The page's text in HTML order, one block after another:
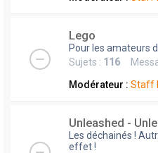
Lego
Pour les amateurs
Sujets : 116
Modérateur : Staff
Unleashed -
Les déchainés !
effet !